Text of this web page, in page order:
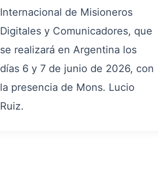
Internacional de Misioneros
Digitales y Comunicadores, que
se realizará en Argentina los
días 6 y 7 de junio de 2026, con
la presencia de Mons. Lucio
Ruiz.